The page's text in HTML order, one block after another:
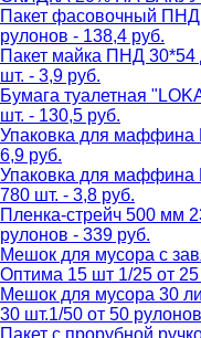
Пакет фасовочный ПНД
рулонов - 138,4 руб.
Пакет майка ПНД 30*54
шт. - 3,9 руб.
Бумага туалетная
шт. - 130,5 руб.
Упаковка для маффина
6,9 руб.
Упаковка для маффина
780 шт. - 3,8 руб.
Пленка-стрейч 500 мм
рулонов - 339 руб.
Мешок для мусора с
Оптима 15 шт 1/25 от
Мешок для мусора 30
30 шт.1/50 от 50
Пакет с прорубной